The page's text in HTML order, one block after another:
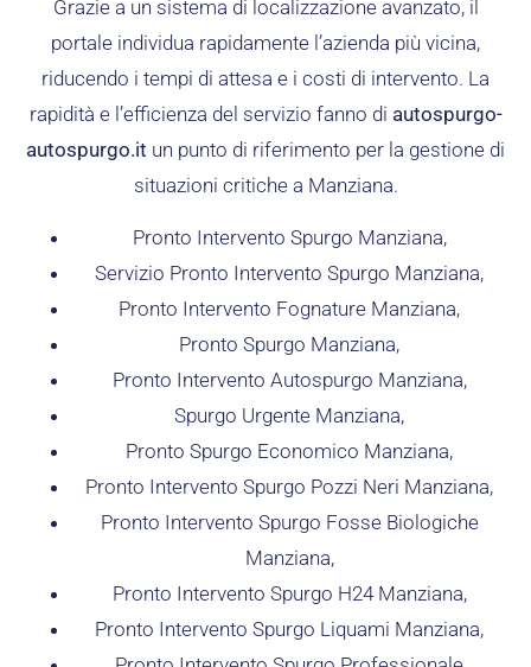
Grazie a un sistema di localizzazione avanzato, il
portale individua rapidamente l’azienda più vicina,
riducendo i tempi di attesa e i costi di intervento. La
rapidità e l’efficienza del servizio fanno di autospurgo-
autospurgo.it un punto di riferimento per la gestione di
situazioni critiche a Manziana.
Pronto Intervento Spurgo Manziana,
Servizio Pronto Intervento Spurgo Manziana,
Pronto Intervento Fognature Manziana,
Pronto Spurgo Manziana,
Pronto Intervento Autospurgo Manziana,
Spurgo Urgente Manziana,
Pronto Spurgo Economico Manziana,
Pronto Intervento Spurgo Pozzi Neri Manziana,
Pronto Intervento Spurgo Fosse Biologiche
Manziana,
Pronto Intervento Spurgo H24 Manziana,
Pronto Intervento Spurgo Liquami Manziana,